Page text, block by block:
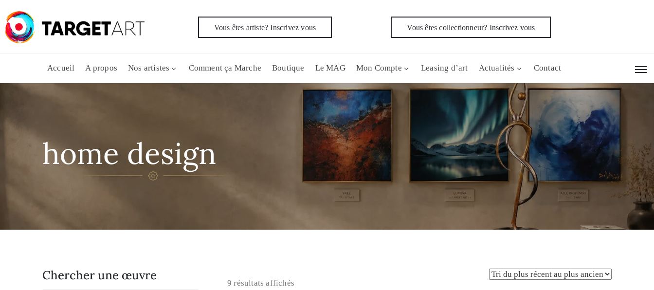
Vous êtes artiste? Inscrivez vous Vous êtes collectionneur? Inscrivez vous
Accueil A propos Nos artistes Comment ça Marche Boutique Le MAG Mon Compte Leasing d’art Actualités Contact
home design
9 résultats affichés
Chercher une œuvre